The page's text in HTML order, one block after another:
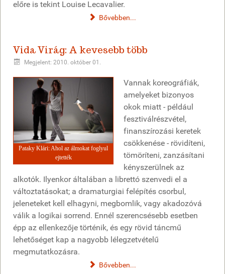
előre is tekint Louise Lecavalier.
Bővebben...
Vida Virág: A kevesebb több
Megjelent: 2010. október 01.
Pataky Klári: Ahol az álmokat foglyul
ejtették
Vannak koreográfiák,
amelyeket bizonyos
okok miatt - például
fesztiválrészvétel,
finanszírozási keretek
csökkenése - rövidíteni,
tömöríteni, zanzásítani
kényszerülnek az
alkotók. Ilyenkor általában a librettó szenvedi el a
változtatásokat; a dramaturgiai felépítés csorbul,
jeleneteket kell elhagyni, megbomlik, vagy akadozóvá
válik a logikai sorrend. Ennél szerencsésebb esetben
épp az ellenkezője történik, és egy rövid táncmű
lehetőséget kap a nagyobb lélegzetvételű
megmutatkozásra.
Bővebben...